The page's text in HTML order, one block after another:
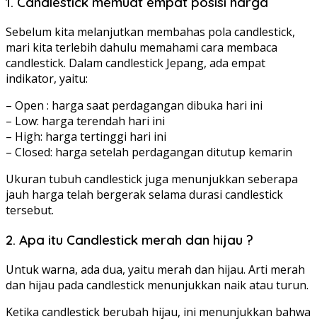
Sebelum kita melanjutkan membahas pola candlestick,
mari kita terlebih dahulu memahami cara membaca
candlestick. Dalam candlestick Jepang, ada empat
indikator, yaitu:
– Open : harga saat perdagangan dibuka hari ini
– Low: harga terendah hari ini
– High: harga tertinggi hari ini
– Closed: harga setelah perdagangan ditutup kemarin
Ukuran tubuh candlestick juga menunjukkan seberapa
jauh harga telah bergerak selama durasi candlestick
tersebut.
2. Apa itu Candlestick merah dan hijau ?
Untuk warna, ada dua, yaitu merah dan hijau. Arti merah
dan hijau pada candlestick menunjukkan naik atau turun.
Ketika candlestick berubah hijau, ini menunjukkan bahwa